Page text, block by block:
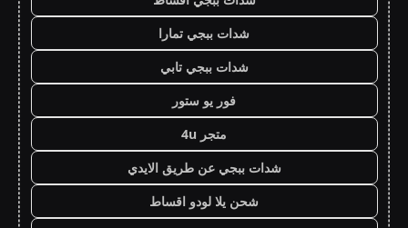
شدات ببجي تمارا
شدات ببجي تابي
فور يو ستور
متجر 4u
شدات ببجي عن طريق الايدي
شحن يلا لودو اقساط